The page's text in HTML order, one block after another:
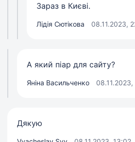
Зараз в Києві.
Лідія Сютікова 08.11.2023,
А який піар для сайту?
Яніна Васильченко
Дякую